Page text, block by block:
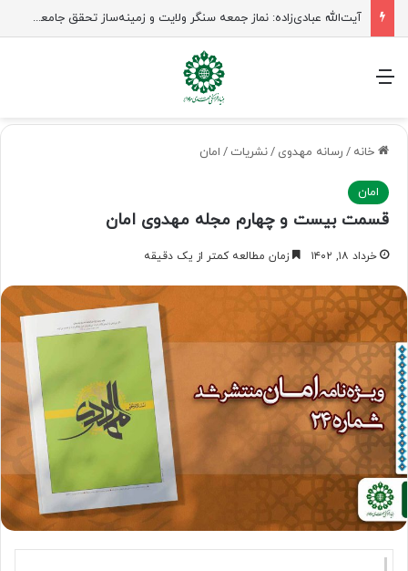
آیت‌الله عبادی‌زاده: نماز جمعه سنگر ولایت و زمینه‌ساز تحقق جامعه مهدوی است
منو
خانه / رسانه مهدوی /نشریات / امان
امان
قسمت بیست و چهارم مجله مهدوی امان
خرداد ۱۸, ۱۴۰۲ زمان مطالعه کمتر از یک دقیقه